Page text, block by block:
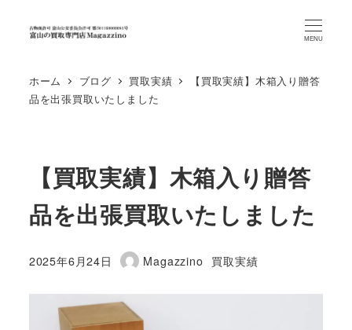
MENU
ホーム ブログ 買取実績
【買取実績】木箱入り贈答
品を出張買取いたしました
【買取実績】木箱入り贈答
品を出張買取いたしました
投稿日
2025年6月24日
著
Magazzino カテゴリー
買取実績